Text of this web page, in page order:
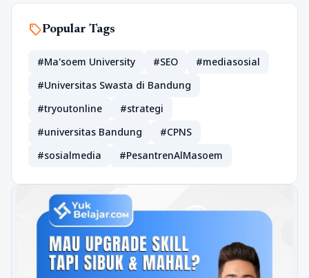
sellPopular Tags
#Ma'soem University #SEO
#mediasosial
#Universitas Swasta di Bandung
#tryoutonline
#strategi
#universitas Bandung
#CPNS
#sosialmedia
#PesantrenAlMasoem